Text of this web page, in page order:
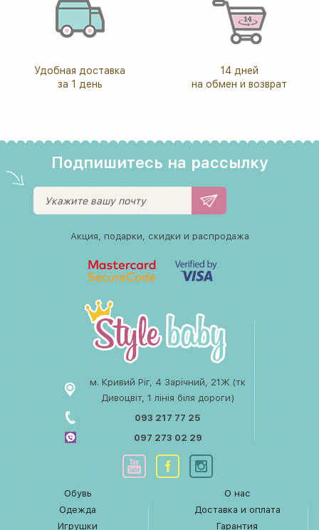
Удобная доставка
за 1 день
14 дней
на обмен и возврат
Подпишитесь на рассылку
Акция, подарки, скидки и распродажа
м. Кривий Ріг, 4 Зарічний, 21Ж (тк
Дивоцвіт, 1 лінія біля дороги)
093 217 77 25
097 273 02 29
Обувь
Одежда
Игрушки
О нас
Доставка и оплата
Гарантия